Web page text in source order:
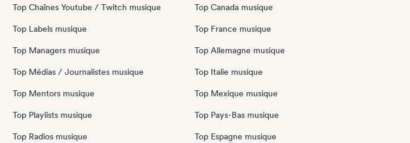
Top Chaînes Youtube / Twitch musique
Top Labels musique
Top Managers musique
Top Médias / Journalistes musique
Top Mentors musique
Top Playlists musique
Top Radios musique
Top Canada musique
Top France musique
Top Allemagne musique
Top Italie musique
Top Mexique musique
Top Pays-Bas musique
Top Espagne musique